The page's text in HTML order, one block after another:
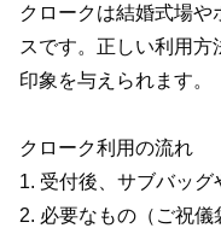
クロークは結婚式場
スです。正しい利用
印象を与えられます。
クローク利用の流れ
1. 受付後、サブバッ
2. 必要なもの（ご祝